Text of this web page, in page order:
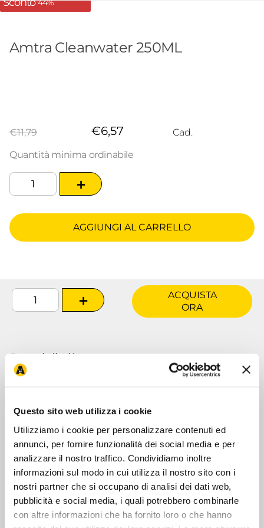
Questo sito web utilizza i cookie
Utilizziamo i cookie per personalizzare contenuti ed
annunci, per fornire funzionalità dei social media e per
analizzare il nostro traffico. Condividiamo inoltre
informazioni sul modo in cui utilizza il nostro sito con i
nostri partner che si occupano di analisi dei dati web,
pubblicità e social media, i quali potrebbero combinarle
con altre informazioni che ha fornito loro o che hanno
44%
Amtra Cleanwater 250ML
11,79
€ 6,57
€
Cad.
Quantità minima ordinabile
＋
AGGIUNGI AL CARRELLO
＋
ACQUISTA
ORA
Scopri di più su:
Amtra Cleanwater 250ML